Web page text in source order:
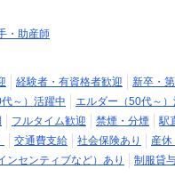
・助産師
経験者・有資格者歓迎 新卒・
～）活躍中 エルダー（50代～
フルタイム歓迎 禁煙・分煙 駅
交通費支給 社会保険あり 産休
ンセンティブなど）あり
制服貸